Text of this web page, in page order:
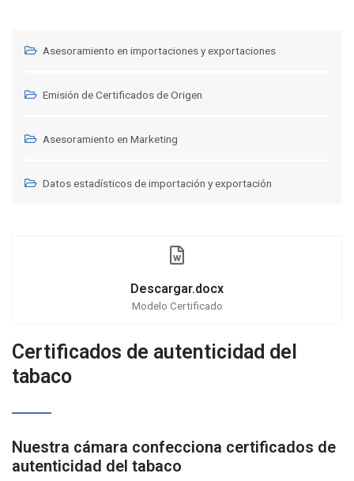
Asesoramiento en importaciones y exportaciones
Emisión de Certificados de Origen
Asesoramiento en Marketing
Datos estadísticos de importación y exportación
Descargar.docx
Modelo Certificado
Certificados de autenticidad del
tabaco
Nuestra cámara confecciona certificados de
autenticidad del tabaco